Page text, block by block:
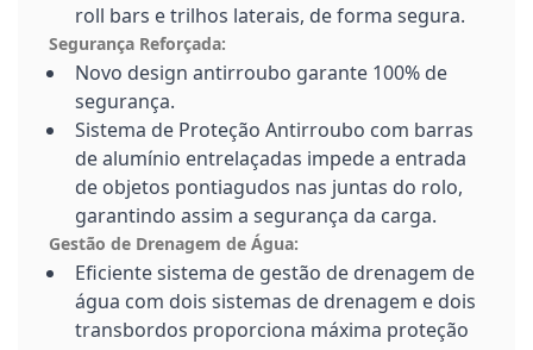
roll bars e trilhos laterais, de forma segura.
Segurança Reforçada:
Novo design antirroubo garante 100% de
segurança.
Sistema de Proteção Antirroubo com barras
de alumínio entrelaçadas impede a entrada
de objetos pontiagudos nas juntas do rolo,
garantindo assim a segurança da carga.
Gestão de Drenagem de Água:
Eficiente sistema de gestão de drenagem de
água com dois sistemas de drenagem e dois
transbordos proporciona máxima proteção